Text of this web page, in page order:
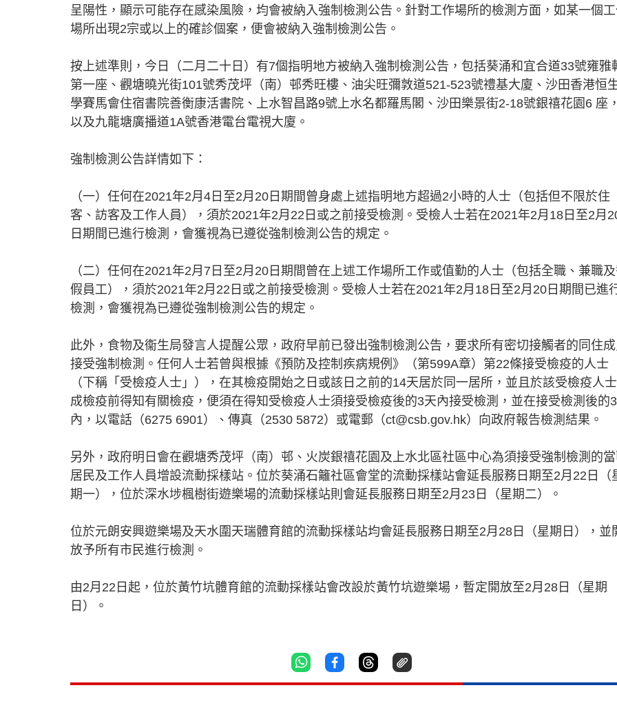
呈陽性，顯示可能存在感染風險，均會被納入強制檢測公告。針對工作場所的檢測方面，如某一個
場所出現2宗或以上的確診個案，便會被納入強制檢測公告。
按上述準則，今日（二月二十日）有7個指明地方被納入強制檢測公告，包括葵涌和宜合道33號雍雅
第一座、觀塘曉光街101號秀茂坪（南）邨秀旺樓、油尖旺彌敦道521-523號禮基大廈、沙田香港恒
學賽馬會住宿書院善衡康活書院、上水智昌路9號上水名都羅馬閣、沙田樂景街2-18號銀禧花園6 座，
以及九龍塘廣播道1A號香港電台電視大廈。
強制檢測公告詳情如下：
（一）任何在2021年2月4日至2月20日期間曾身處上述指明地方超過2小時的人士（包括但不限於住
客、訪客及工作人員），須於2021年2月22日或之前接受檢測。受檢人士若在2021年2月18日至2月
日期間已進行檢測，會獲視為已遵從強制檢測公告的規定。
（二）任何在2021年2月7日至2月20日期間曾在上述工作場所工作或值勤的人士（包括全職、兼職
假員工），須於2021年2月22日或之前接受檢測。受檢人士若在2021年2月18日至2月20日期間已進
檢測，會獲視為已遵從強制檢測公告的規定。
此外，食物及衞生局發言人提醒公眾，政府早前已發出強制檢測公告，要求所有密切接觸者的同住成
接受強制檢測。任何人士若曾與根據《預防及控制疾病規例》（第599A章）第22條接受檢疫的人士
（下稱「受檢疫人士」），在其檢疫開始之日或該日之前的14天居於同一居所，並且於該受檢疫人
成檢疫前得知有關檢疫，便須在得知受檢疫人士須接受檢疫後的3天內接受檢測，並在接受檢測後的
內，以電話（6275 6901）、傳真（2530 5872）或電郵（ct@csb.gov.hk）向政府報告檢測結果。
另外，政府明日會在觀塘秀茂坪（南）邨、火炭銀禧花園及上水北區社區中心為須接受強制檢測的
居民及工作人員增設流動採樣站。位於葵涌石籬社區會堂的流動採樣站會延長服務日期至2月22日（
期一），位於深水埗楓樹街遊樂場的流動採樣站則會延長服務日期至2月23日（星期二）。
位於元朗安興遊樂場及天水圍天瑞體育館的流動採樣站均會延長服務日期至2月28日（星期日），並
放予所有市民進行檢測。
由2月22日起，位於黃竹坑體育館的流動採樣站會改設於黃竹坑遊樂場，暫定開放至2月28日（星期
日）。